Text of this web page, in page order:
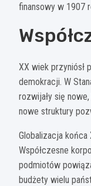
finansowy w 1907
XX wiek przyniósł
demokracji. W
rozwijały się
nowe struktury
Globalizacja
Współczesne
podmiotów
budżety wielu